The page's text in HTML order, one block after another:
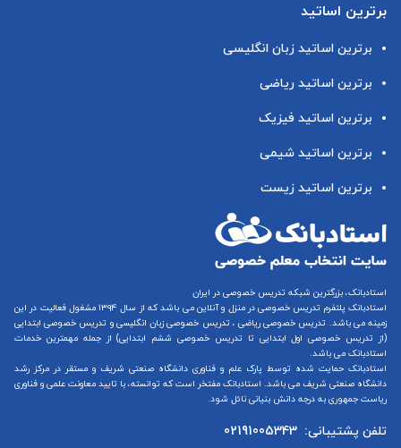
برترین اساتید
برترین اساتید زبان انگلیسی
برترین اساتید ریاضی
برترین اساتید فیزیک
برترین اساتید شیمی
برترین اساتید زیست
استادبانک، بزرگترین شبکه تدریس خصوصی در ایران
استادبانک پلتفرم تدریس خصوصی در منزل و آنلاین
می باشد که از سال ۱۳۹۴ مشغول فعالیت در این
زمینه می باشد. تدریس خصوصی ریاضی ، تدریس خصوصی زبان انگلیسیو تدریس خصوصی ابتدایی
(از تدریس خصوصی اول ابتدایی تا تدریس خصوصی ششم ابتدایی) از جمله مهمترین خدمات
استادبانک می باشد.
استادبانک حمایت شده توسط پارک علم و فناوری دانشگاه صنعتی شریف و مستقر در مرکز رشد
دانشگاه صنعتی شریف می باشد. استادبانک مفتخر است که توانسته، با تایید معاونت علمی و فناوری
ریاست جمهوری به درجه دانش بنیانی نائل شود.
تلفن پشتیبانی: 02191005343